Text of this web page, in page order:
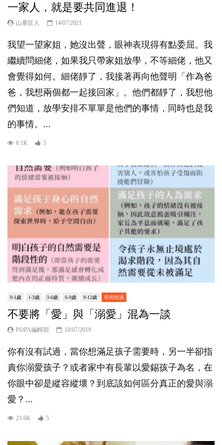
一家人，就是要共同進退！
山寨匠人 14/07/2021
我望一望家姐，她沒出聲，眼神表現得有點委屈。我
繼續問細佬，如果我只帶家姐放學，不等細佬，他又
會覺得如何。細佬靜了，我接著再向他聲明「作為爸
爸，我想兩個都一起接回家」。他們都靜了，我想他
們知道，放學安排不單單是他們的事情，同時也是我
的事情。...
8.1K 5
0-1歲 1-3歲 3-6歲 6-9歲 9-12歲 研究咁講
不要將「愛」與「溺愛」混為一談
POPA編輯部 18/07/2019
你有沒有試過，當你想滿足孩子需要時，另一半卻指
責你溺愛孩子？或者家中有長輩以愛錫孩子為名，在
你眼中卻是縱容縱壞？到底該如何區分真正的愛與溺
愛？...
23.6K 5